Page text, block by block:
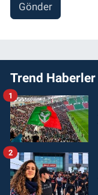
Gönder
Trend Haberler
1
2